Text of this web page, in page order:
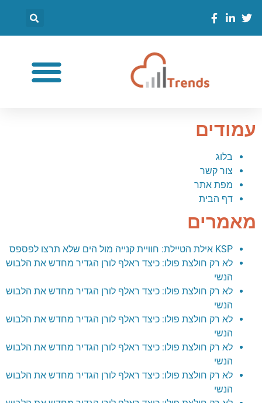
עמודים
בלוג
צור קשר
מפת אתר
דף הבית
מאמרים
KSP אילת הטיילת: חוויית קנייה מול הים שלא תרצו לפספס
לא רק חולצת פולו: כיצד ראלף לורן הגדיר מחדש את הלבוש
הנשי
לא רק חולצת פולו: כיצד ראלף לורן הגדיר מחדש את הלבוש
הנשי
לא רק חולצת פולו: כיצד ראלף לורן הגדיר מחדש את הלבוש
הנשי
לא רק חולצת פולו: כיצד ראלף לורן הגדיר מחדש את הלבוש
הנשי
לא רק חולצת פולו: כיצד ראלף לורן הגדיר מחדש את הלבוש
הנשי